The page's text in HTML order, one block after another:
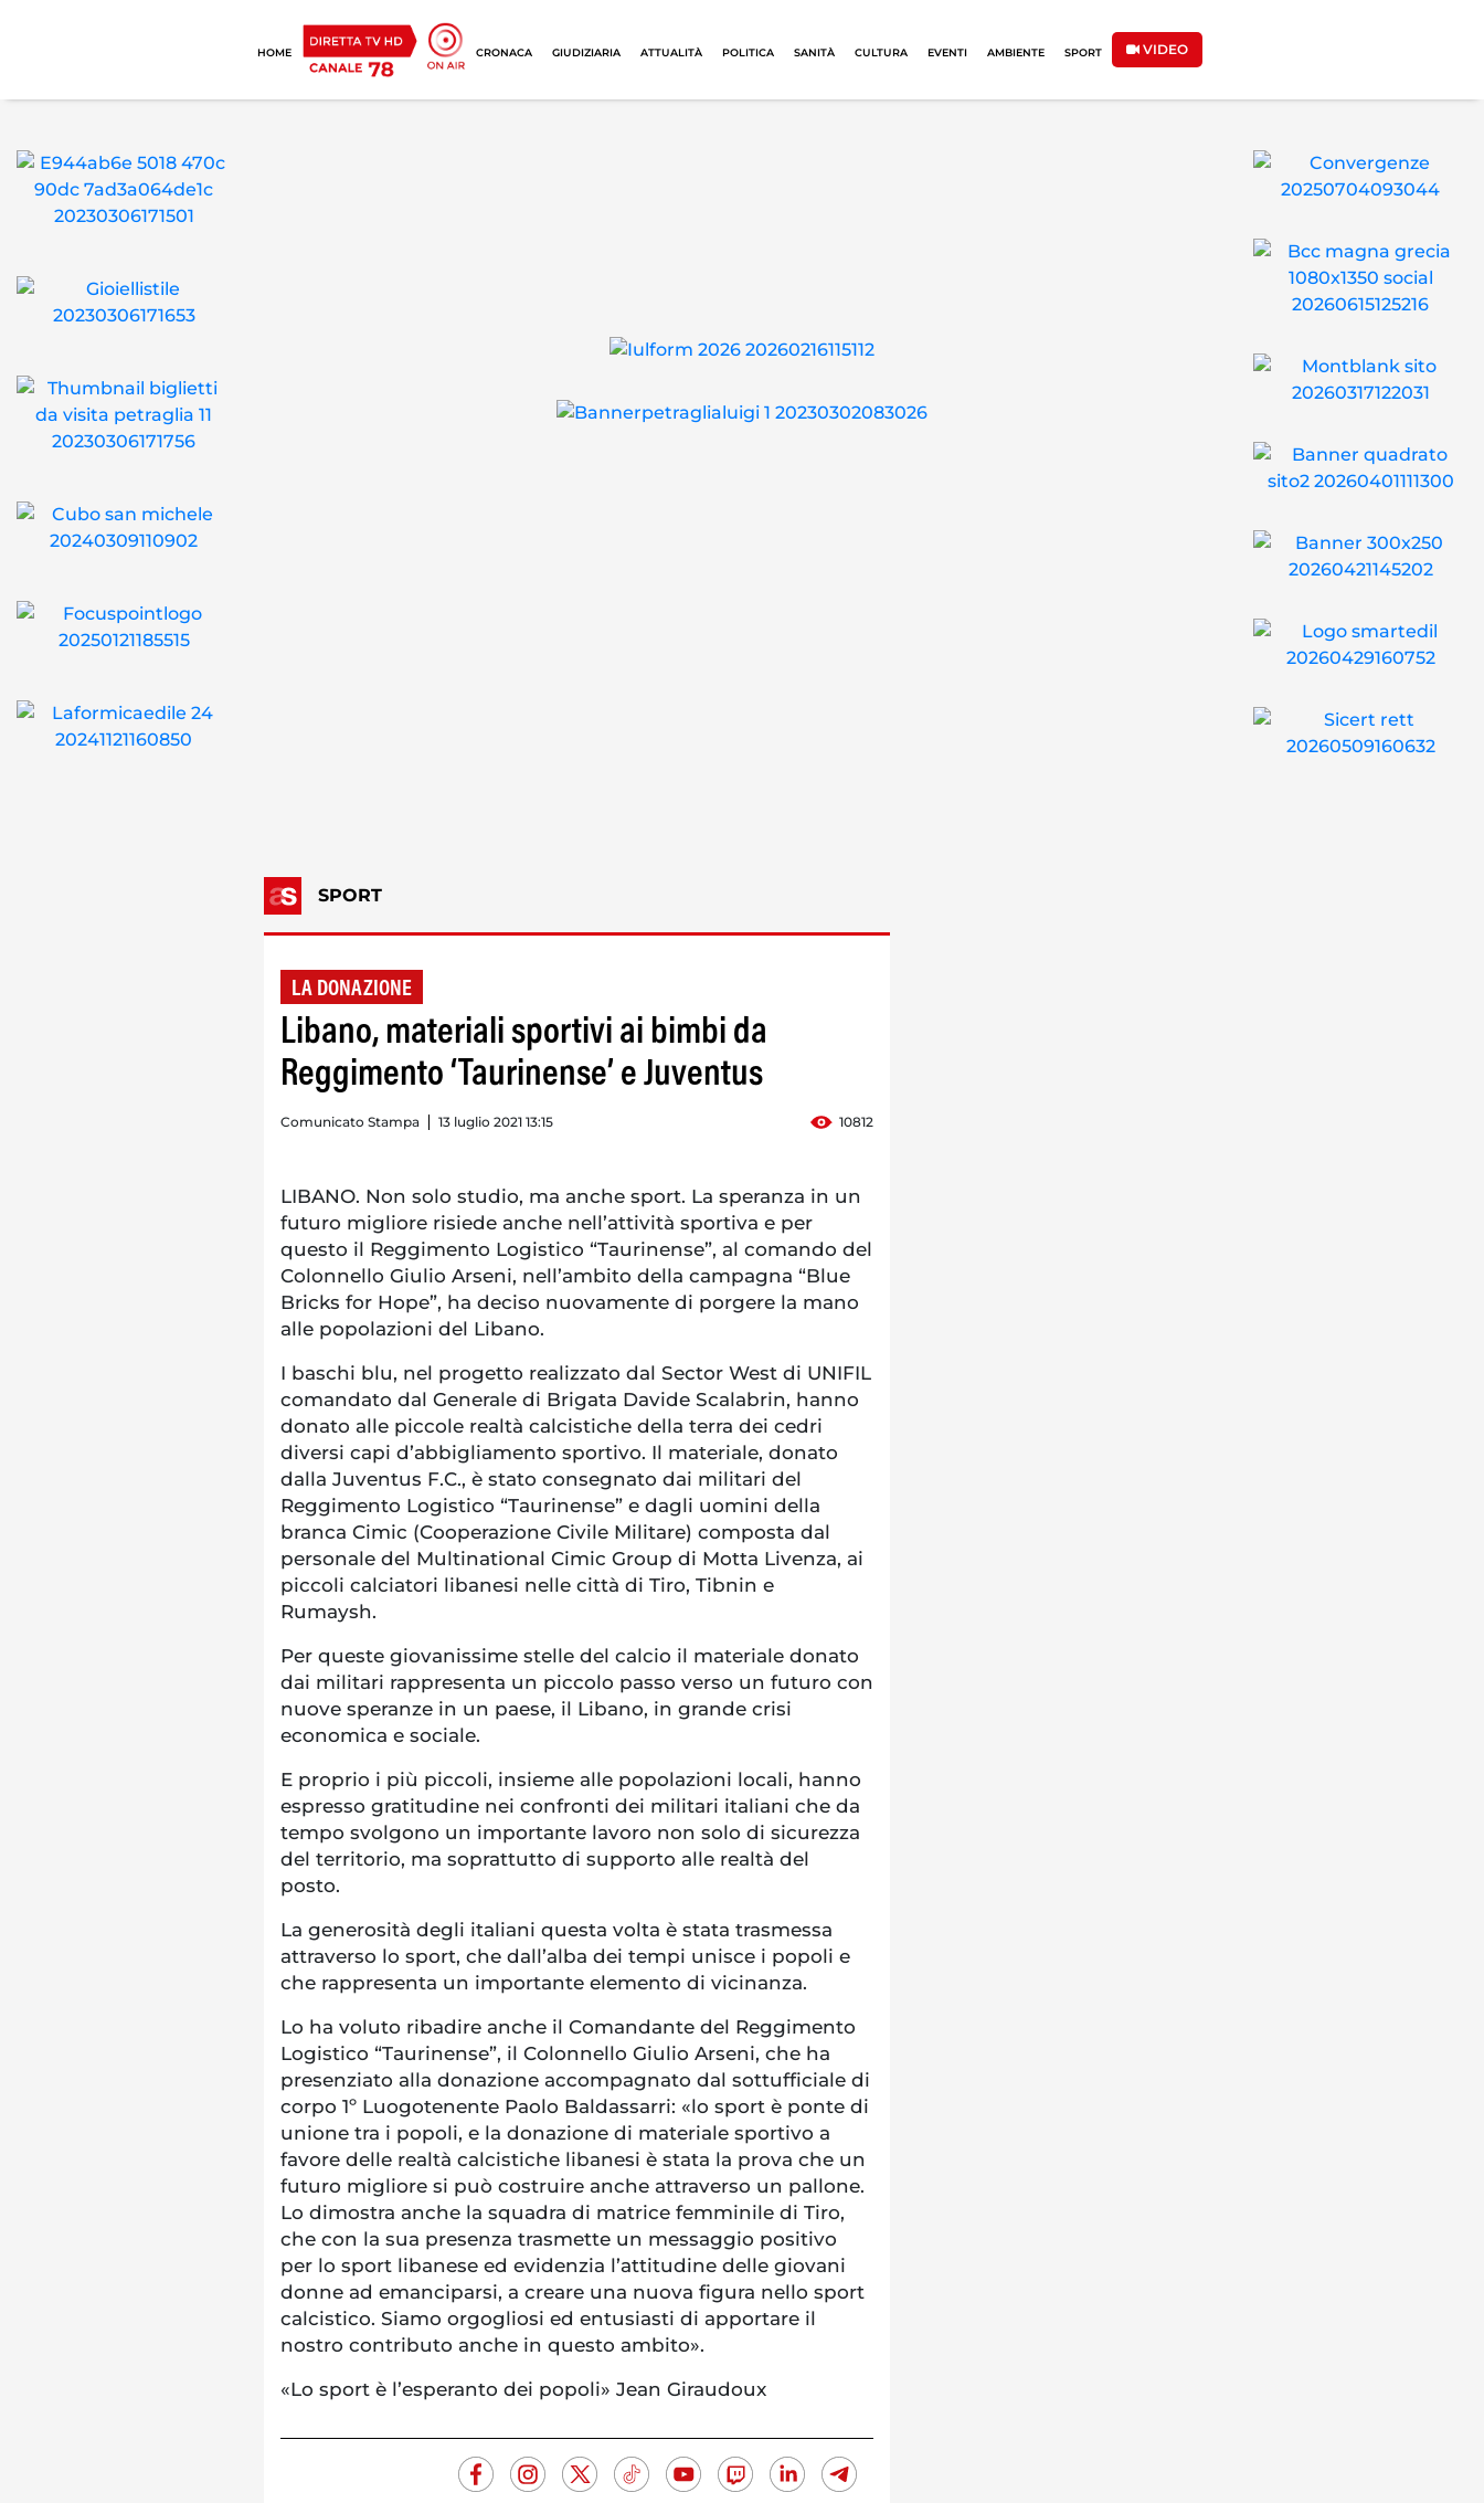
HOME CRONACA GIUDIZIARIA ATTUALITÀ POLITICA SANITÀ CULTURA EVENTI AMBIENTE SPORT VIDEO
SPORT
LA DONAZIONE
Libano, materiali sportivi ai bimbi da
Reggimento ‘Taurinense’ e Juventus
Comunicato Stampa 13 luglio 2021 13:15 10812
LIBANO. Non solo studio, ma anche sport. La speranza in un
futuro migliore risiede anche nell’attività sportiva e per
questo il Reggimento Logistico “Taurinense”, al comando del
Colonnello Giulio Arseni, nell’ambito della campagna “Blue
Bricks for Hope”, ha deciso nuovamente di porgere la mano
alle popolazioni del Libano.
I baschi blu, nel progetto realizzato dal Sector West di UNIFIL
comandato dal Generale di Brigata Davide Scalabrin, hanno
donato alle piccole realtà calcistiche della terra dei cedri
diversi capi d’abbigliamento sportivo. Il materiale, donato
dalla Juventus F.C., è stato consegnato dai militari del
Reggimento Logistico “Taurinense” e dagli uomini della
branca Cimic (Cooperazione Civile Militare) composta dal
personale del Multinational Cimic Group di Motta Livenza, ai
piccoli calciatori libanesi nelle città di Tiro, Tibnin e
Rumaysh.
Per queste giovanissime stelle del calcio il materiale donato
dai militari rappresenta un piccolo passo verso un futuro con
nuove speranze in un paese, il Libano, in grande crisi
economica e sociale.
E proprio i più piccoli, insieme alle popolazioni locali, hanno
espresso gratitudine nei confronti dei militari italiani che da
tempo svolgono un importante lavoro non solo di sicurezza
del territorio, ma soprattutto di supporto alle realtà del
posto.
La generosità degli italiani questa volta è stata trasmessa
attraverso lo sport, che dall’alba dei tempi unisce i popoli e
che rappresenta un importante elemento di vicinanza.
Lo ha voluto ribadire anche il Comandante del Reggimento
Logistico “Taurinense”, il Colonnello Giulio Arseni, che ha
presenziato alla donazione accompagnato dal sottufficiale di
corpo 1º Luogotenente Paolo Baldassarri: «lo sport è ponte di
unione tra i popoli, e la donazione di materiale sportivo a
favore delle realtà calcistiche libanesi è stata la prova che un
futuro migliore si può costruire anche attraverso un pallone.
Lo dimostra anche la squadra di matrice femminile di Tiro,
che con la sua presenza trasmette un messaggio positivo
per lo sport libanese ed evidenzia l’attitudine delle giovani
donne ad emanciparsi, a creare una nuova figura nello sport
calcistico. Siamo orgogliosi ed entusiasti di apportare il
nostro contributo anche in questo ambito».
«Lo sport è l’esperanto dei popoli» Jean Giraudoux